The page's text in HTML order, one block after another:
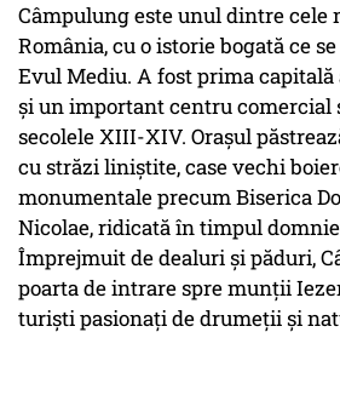
Câmpulung este unul dintre cele
România, cu o istorie bogată ce
Evul Mediu. A fost prima
și un important centru comercial
secolele XIII-XIV. Orașul
cu străzi liniștite, case vechi
monumentale precum Biserica
Nicolae, ridicată în timpul
Împrejmuit de dealuri și păduri,
poarta de intrare spre munții
turiști pasionați de drumeții și